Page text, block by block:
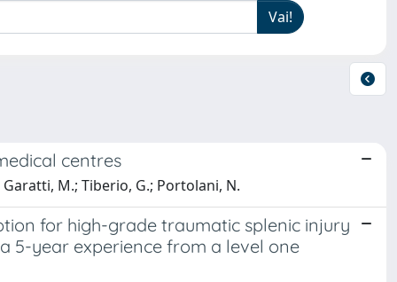
centres
Garatti, M.; Tiberio, G.; Portolani, N.
for high-grade traumatic splenic injury
5-year experience from a level one